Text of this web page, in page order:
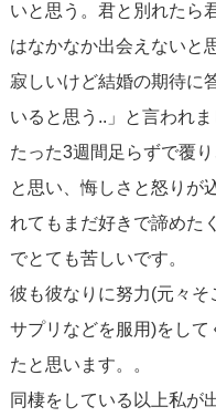
いと思う。君と別れたら
はなかなか出会えないと
寂しいけど結婚の期待に
いると思う..」と言われま
たった3週間足らずで覆
と思い、悔しさと怒りが
れてもまだ好きで諦めた
でとても苦しいです。
彼も彼なりに努力(元々そ
サプリなどを服用)をし
たと思います。。
同棲をしている以上私が